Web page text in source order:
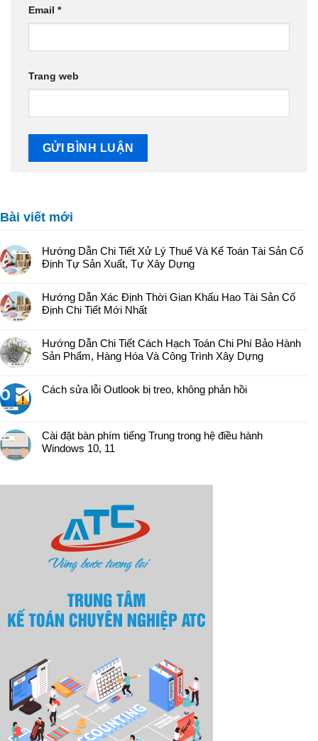
Email *
Trang web
Bài viết mới
Hướng Dẫn Chi Tiết Xử Lý Thuế Và Kế Toán Tài Sản Cố
Định Tự Sản Xuất, Tự Xây Dựng
Hướng Dẫn Xác Định Thời Gian Khấu Hao Tài Sản Cố
Định Chi Tiết Mới Nhất
Hướng Dẫn Chi Tiết Cách Hạch Toán Chi Phí Bảo Hành
Sản Phẩm, Hàng Hóa Và Công Trình Xây Dựng
Cách sửa lỗi Outlook bị treo, không phản hồi
Cài đặt bàn phím tiếng Trung trong hệ điều hành
Windows 10, 11